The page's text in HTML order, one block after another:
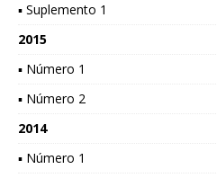
▪ Suplemento 1
2015
▪ Número 1
▪ Número 2
2014
▪ Número 1